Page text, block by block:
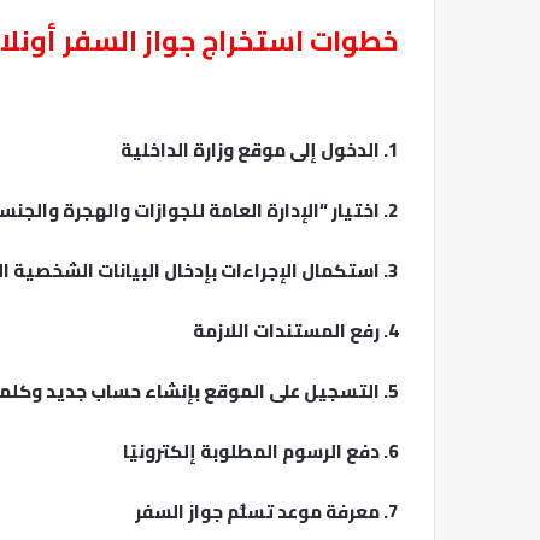
خطوات استخراج جواز السفر
1. الدخول إلى موقع وزارة الداخلية
2. اختيار “الإدارة العامة للجوازات والهجرة والجنسية”
3. استكمال الإجراءات بإدخال البيانات الشخصية المطلوبة
4. رفع المستندات اللازمة
5. التسجيل على الموقع بإنشاء حساب جديد وكلمة مرور
6. دفع الرسوم المطلوبة إلكترونيًا
7. معرفة موعد تسلُّم جواز السفر